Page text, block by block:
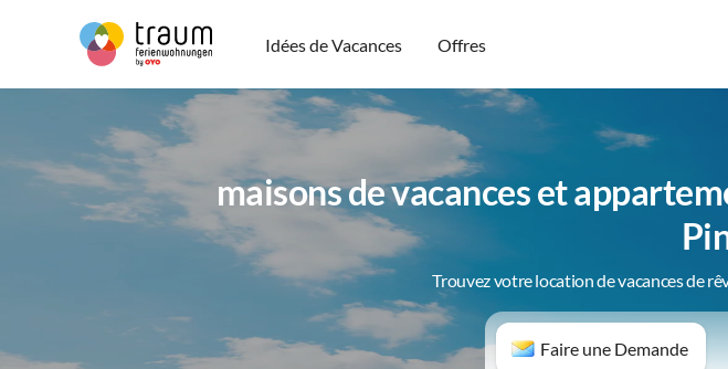
Idées de Vacances Offres
maisons de vacances et
Trouvez votre location de vacances de
Faire une Demande